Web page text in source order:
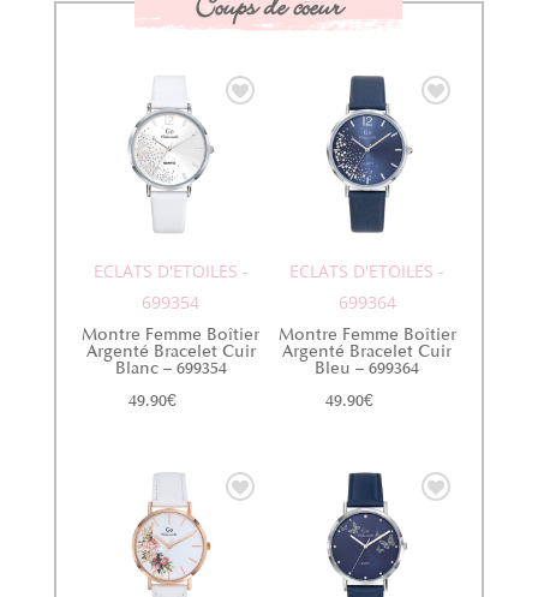
ECLATS D'ETOILES -
699354
Montre Femme Boîtier
Argenté Bracelet Cuir
Blanc – 699354
49.90€
ECLATS D'ETOILES -
699364
Montre Femme Boîtier
Argenté Bracelet Cuir
Bleu – 699364
49.90€